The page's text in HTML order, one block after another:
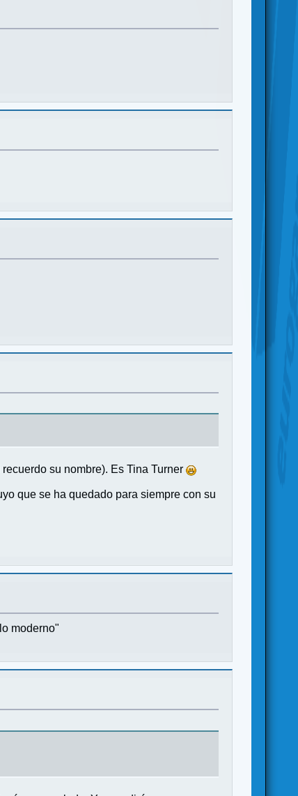
su nombre). Es Tina Turner
que se ha quedado para siempre con su
moderno"